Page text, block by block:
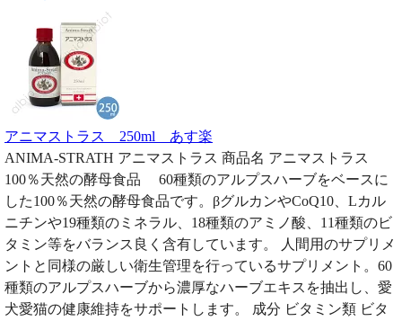
アニマストラス 250ml あす楽
ANIMA-STRATH アニマストラス 商品名 アニマストラス
100％天然の酵母食品 60種類のアルプスハーブをベースに
した100％天然の酵母食品です。βグルカンやCoQ10、Lカル
ニチンや19種類のミネラル、18種類のアミノ酸、11種類のビ
タミン等をバランス良く含有しています。 人間用のサプリメ
ントと同様の厳しい衛生管理を行っているサプリメント。60
種類のアルプスハーブから濃厚なハーブエキスを抽出し、愛
犬愛猫の健康維持をサポートします。 成分 ビタミン類 ビタ